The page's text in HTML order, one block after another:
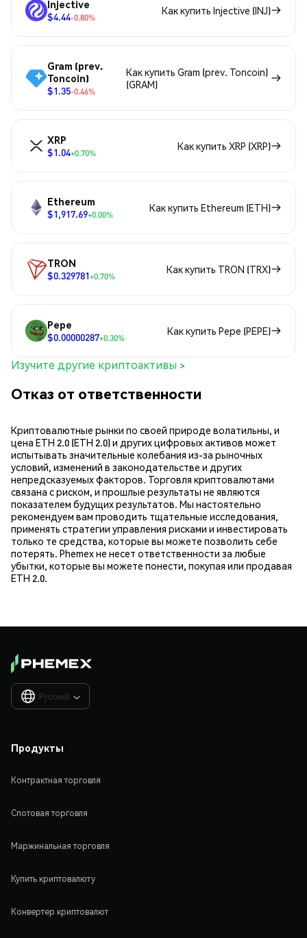
Injective
$4.44-0.80%
Как купить Injective (INJ)
Gram (prev.
Toncoin)
$1.35-0.46%
Как купить Gram (prev. Toncoin)
(GRAM)
XRP
$1.04+0.70%
Как купить XRP (XRP)
Ethereum
$1,917.69+0.00%
Как купить Ethereum (ETH)
TRON
$0.329781+0.70%
Как купить TRON (TRX)
Pepe
$0.00000287+0.30%
Как купить Pepe (PEPE)
Изучите другие криптоактивы >
Отказ от ответственности
Криптовалютные рынки по своей природе волатильны, и
цена ETH 2.0 (ETH 2.0) и других цифровых активов может
испытывать значительные колебания из-за рыночных
условий, изменений в законодательстве и других
непредсказуемых факторов. Торговля криптовалютами
связана с риском, и прошлые результаты не являются
показателем будущих результатов. Мы настоятельно
рекомендуем вам проводить тщательные исследования,
применять стратегии управления рисками и инвестировать
только те средства, которые вы можете позволить себе
потерять. Phemex не несет ответственности за любые
убытки, которые вы можете понести, покупая или продавая
ETH 2.0.
Русский 
Продукты
Контрактная торговля
Спотовая торговля
Маржинальная торговля
Купить криптовалюту
Конвертер криптовалют